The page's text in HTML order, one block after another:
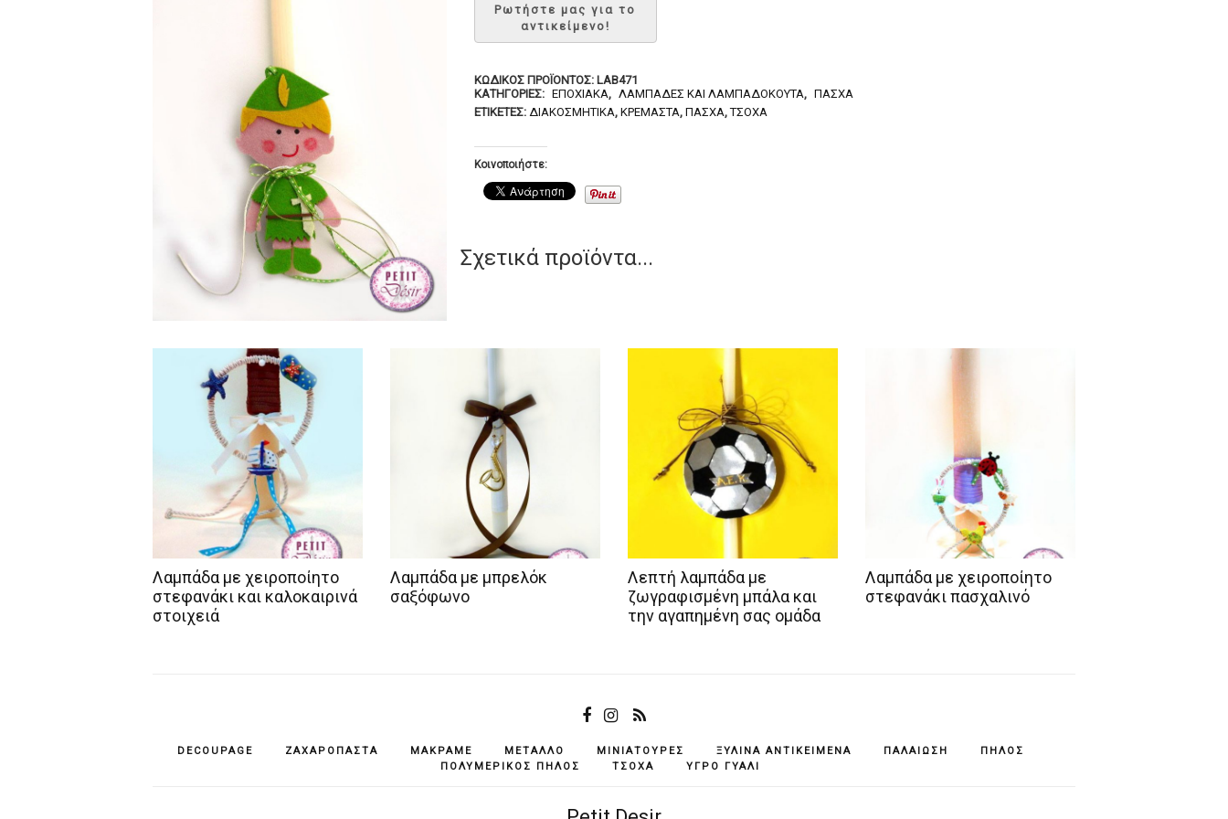
ΚΩΔΙΚΌΣ ΠΡΟΪΌΝΤΟΣ: LAB471
ΚΑΤΗΓΟΡΊΕΣ: ΕΠΟΧΙΑΚΆ, ΛΑΜΠΆΔΕΣ ΚΑΙ ΛΑΜΠΑΔΌΚΟΥΤΑ, ΠΆΣΧΑ
ΕΤΙΚΈΤΕΣ: ΔΙΑΚΟΣΜΗΤΙΚΆ, ΚΡΕΜΑΣΤΆ, ΠΆΣΧΑ,ΤΣΌΧΑ
Κοινοποιήστε:
Σχετικά προϊόντα...
Λαμπάδα με χειροποίητο
στεφανάκι και καλοκαιρινά
στοιχειά
Λαμπάδα με μπρελόκ
σαξόφωνο
Λεπτή λαμπάδα με
ζωγραφισμένη μπάλα και
την αγαπημένη σας ομάδα
Λαμπάδα με χειροποίητο
στεφανάκι πασχαλινό
DECOUPAGE ΖΑΧΑΡΌΠΑΣΤΑ ΜΑΚΡΑΜΈ ΜΈΤΑΛΛΟ ΜΙΝΙΑΤΟΎΡΕΣ ΞΎΛΙΝΑ ΑΝΤΙΚΕΊΜΕΝΆ ΠΑΛΑΊΩΣΗ
ΠΗΛΌΣ
ΠΟΛΥΜΕΡΙΚΌΣ ΠΗΛΌΣ
ΤΣΌΧΑ ΥΓΡΌ ΓΥΑΛΊ